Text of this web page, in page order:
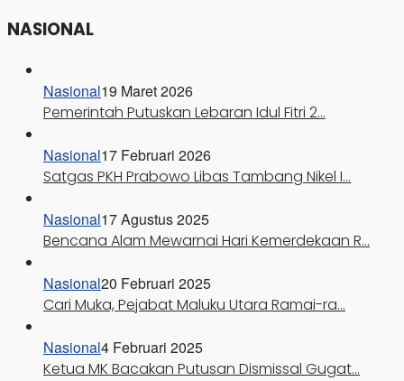
NASIONAL
Nasional19 Maret 2026
Pemerintah Putuskan Lebaran Idul Fitri 2…
Nasional17 Februari 2026
Satgas PKH Prabowo Libas Tambang Nikel I…
Nasional17 Agustus 2025
Bencana Alam Mewarnai Hari Kemerdekaan R…
Nasional20 Februari 2025
Cari Muka, Pejabat Maluku Utara Ramai-ra…
Nasional4 Februari 2025
Ketua MK Bacakan Putusan Dismissal Gugat…